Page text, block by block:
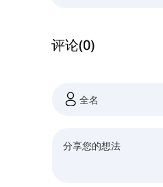
评论(0)